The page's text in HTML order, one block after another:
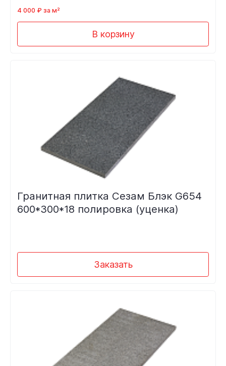
4 000 ₽ за м²
В корзину
Гранитная плитка Сезам Блэк G654
600*300*18 полировка (уценка)
Заказать